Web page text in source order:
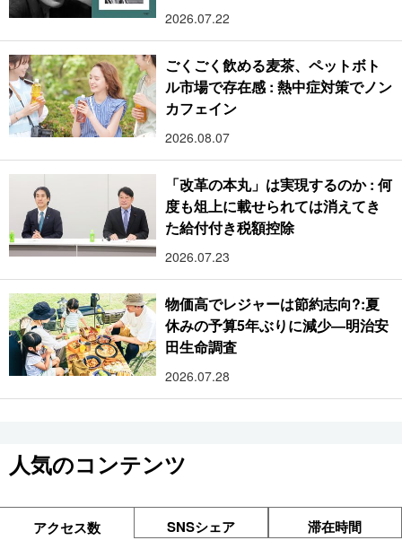
2026.07.22
ごくごく飲める麦茶、ペットボト
ル市場で存在感 : 熱中症対策でノン
カフェイン
2026.08.07
「改革の本丸」は実現するのか : 何
度も俎上に載せられては消えてき
た給付付き税額控除
2026.07.23
物価高でレジャーは節約志向?:夏
休みの予算5年ぶりに減少―明治安
田生命調査
2026.07.28
人気のコンテンツ
アクセス数 SNSシェア 滞在時間